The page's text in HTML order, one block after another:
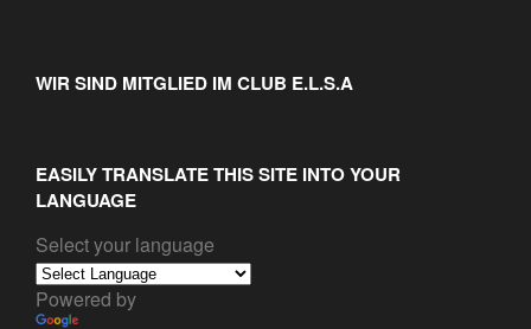
WIR SIND MITGLIED IM CLUB E.L.S.A
EASILY TRANSLATE THIS SITE INTO YOUR
LANGUAGE
Select your language
Powered by